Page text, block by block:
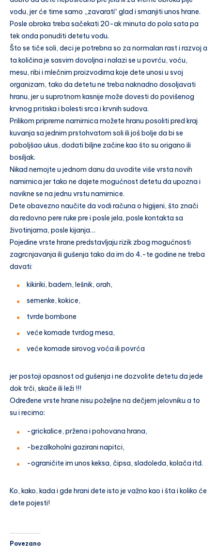
vodu, jer će time samo „zavarati“ glad i smanjiti unos hrane.
Posle obroka treba sačekati 20-ak minuta do pola sata pa
tek onda ponuditi detetu vodu.
Što se tiče soli, deci je potrebna so za normalan rast i razvoj a
ta količina je sasvim dovoljna i nalazi se u povrću, voću,
mesu, ribi i mlečnim proizvodima koje dete unosi u svoj
organizam, tako da detetu ne treba naknadno dosoljavati
hranu, jer u suprotnom kasnije može dovesti do povišenog
krvnog pritiska i bolesti srca i krvnih sudova.
Prilikom pripreme namirnica možete hranu posoliti pred kraj
kuvanja sa jednim prstohvatom soli ili još bolje da bi se
poboljšao ukus, dodati biljne začine kao što su origano ili
bosiljak.
Nikad nemojte u jednom danu da uvodite više vrsta novih
namirnica jer tako ne dajete mogućnost detetu da upozna i
navikne se na jednu vrstu namirnice.
Dete obavezno naučite da vodi računa o higijeni, što znači
da redovno pere ruke pre i posle jela, posle kontakta sa
životinjama, posle kijanja…
Pojedine vrste hrane predstavljaju rizik zbog mogućnosti
zagrcnjavanja ili gušenja tako da im do 4.-te godine ne treba
davati:
kikiriki, badem, lešnik, orah,
semenke, kokice,
tvrde bombone
veće komade tvrdog mesa,
veće komade sirovog voća ili povrća
jer postoji opasnost od gušenja i ne dozvolite detetu da jede
dok trči, skače ili leži !!!
Određene vrste hrane nisu poželjne na dečjem jelovniku a to
su i recimo:
-grickalice, pržena i pohovana hrana,
-bezalkoholni gazirani napitci,
-ograničite im unos keksa, čipsa, sladoleda, kolača itd.
Ko, kako, kada i gde hrani dete isto je važno kao i šta i koliko će
dete pojesti!
Povezano